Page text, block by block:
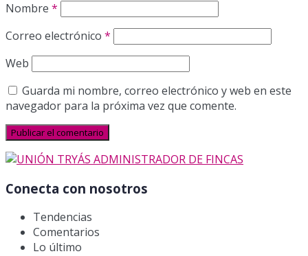
Nombre *
Correo electrónico *
Web
Guarda mi nombre, correo electrónico y web en este
navegador para la próxima vez que comente.
Conecta con nosotros
Tendencias
Comentarios
Lo último